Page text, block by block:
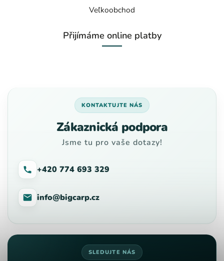
Veľkoobchod
Přijímáme online platby
KONTAKTUJTE NÁS
Zákaznická podpora
Jsme tu pro vaše dotazy!
+420 774 693 329
info@bigcarp.cz
SLEDUJTE NÁS